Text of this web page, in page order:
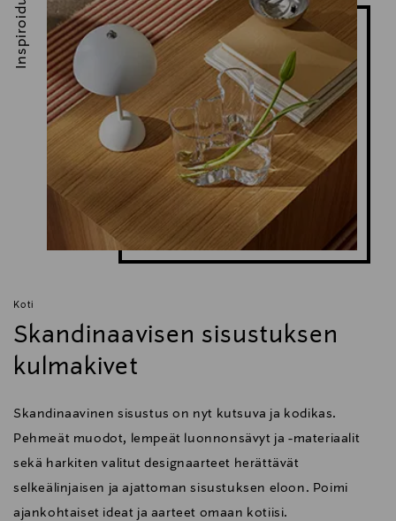
Koti
Skandinaavisen sisustuksen
kulmakivet
Skandinaavinen sisustus on nyt kutsuva ja kodikas.
Pehmeät muodot, lempeät luonnonsävyt ja -materiaalit
sekä harkiten valitut designaarteet herättävät
selkeälinjaisen ja ajattoman sisustuksen eloon. Poimi
ajankohtaiset ideat ja aarteet omaan kotiisi.
Inspiroidu